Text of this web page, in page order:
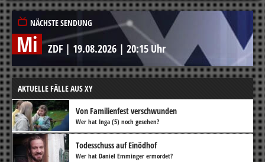
NÄCHSTE SENDUNG
Mi ZDF | 19.08.2026 | 20:15 Uhr
AKTUELLE FÄLLE AUS XY
Von Familienfest verschwunden
Wer hat Inga (5) noch gesehen?
Todesschuss auf Einödhof
Wer hat Daniel Emminger ermordet?